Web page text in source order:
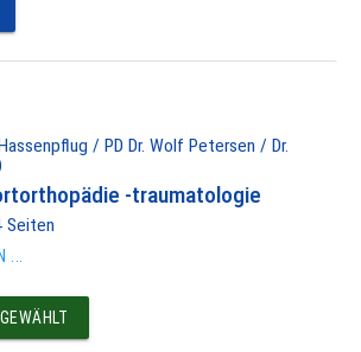
/ PD Dr. Wolf Petersen / Dr.
-traumatologie
Seiten
...